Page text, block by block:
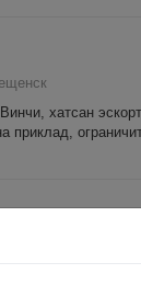
хатсан
приклад,
калибра 7.62.